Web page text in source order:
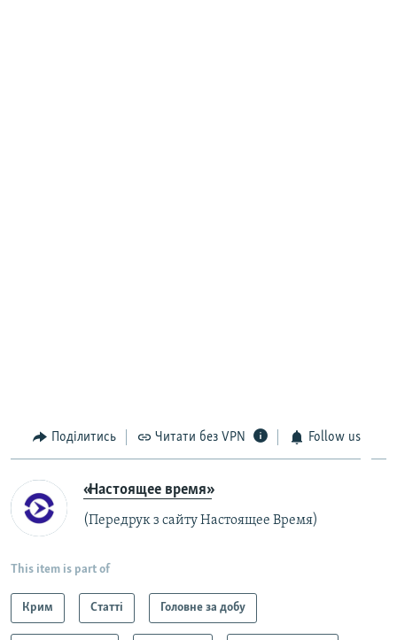
Поділитись Читати без VPN Follow us
«Настоящее время»
(Передрук з сайту Настоящее Время)
This item is part of
Крим Статті Головне за добу